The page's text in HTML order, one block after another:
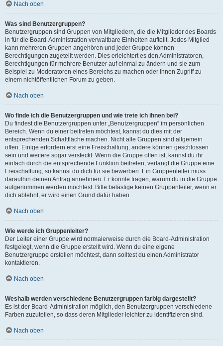
Nach oben
Was sind Benutzergruppen?
Benutzergruppen sind Gruppen von Mitgliedern, die die Mitglieder des Boards
in für die Board-Administration verwaltbare Einheiten aufteilt. Jedes Mitglied
kann mehreren Gruppen angehören und jeder Gruppe können
Berechtigungen zugeteilt werden. Dies erleichtert es den Administratoren,
Berechtigungen für mehrere Benutzer auf einmal zu ändern und sie zum
Beispiel zu Moderatoren eines Bereichs zu machen oder ihnen Zugriff zu
einem nichtöffentlichen Forum zu geben.
Nach oben
Wo finde ich die Benutzergruppen und wie trete ich ihnen bei?
Du findest die Benutzergruppen unter „Benutzergruppen“ im persönlichen
Bereich. Wenn du einer beitreten möchtest, kannst du dies mit der
entsprechenden Schaltfläche machen. Nicht alle Gruppen sind allgemein
offen. Einige erfordern erst eine Freischaltung, andere können geschlossen
sein und weitere sogar versteckt. Wenn die Gruppe offen ist, kannst du ihr
einfach durch die entsprechende Funktion beitreten; verlangt die Gruppe eine
Freischaltung, so kannst du dich für sie bewerben. Ein Gruppenleiter muss
daraufhin deinen Antrag annehmen. Er könnte fragen, warum du in die Gruppe
aufgenommen werden möchtest. Bitte belästige keinen Gruppenleiter, wenn er
dich ablehnt, er wird einen Grund dafür haben.
Nach oben
Wie werde ich Gruppenleiter?
Der Leiter einer Gruppe wird normalerweise durch die Board-Administration
festgelegt, wenn die Gruppe erstellt wird. Wenn du eine eigene
Benutzergruppe erstellen möchtest, dann solltest du einen Administrator
kontaktieren.
Nach oben
Weshalb werden verschiedene Benutzergruppen farbig dargestellt?
Es ist der Board-Administration möglich, den Benutzergruppen verschiedene
Farben zuzuteilen, so dass deren Mitglieder leichter zu identifizieren sind.
Nach oben